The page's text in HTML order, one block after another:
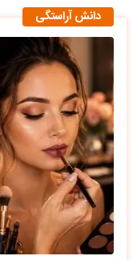
دانش آراستگی